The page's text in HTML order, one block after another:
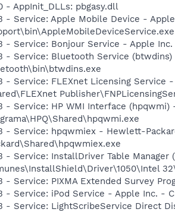
- AppInit_DLLs: pbgasy.dll
- Service: Apple Mobile Device -
- Service: Bonjour Service - Apple
- Service: Bluetooth Service
- Service: FLEXnet Licensing Service
- Service: HP WMI Interface
- Service: hpqwmiex - Hewlett-
- Service: InstallDriver Table
- Service: PIXMA Extended Survey
- Service: iPod Service - Apple Inc. -
- Service: LightScribeService Direct